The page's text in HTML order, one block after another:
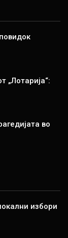
„Лотарија“:
во
избори